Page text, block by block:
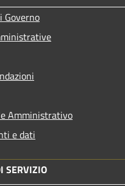
Governo
Amministrativo
e dati
SERVIZIO